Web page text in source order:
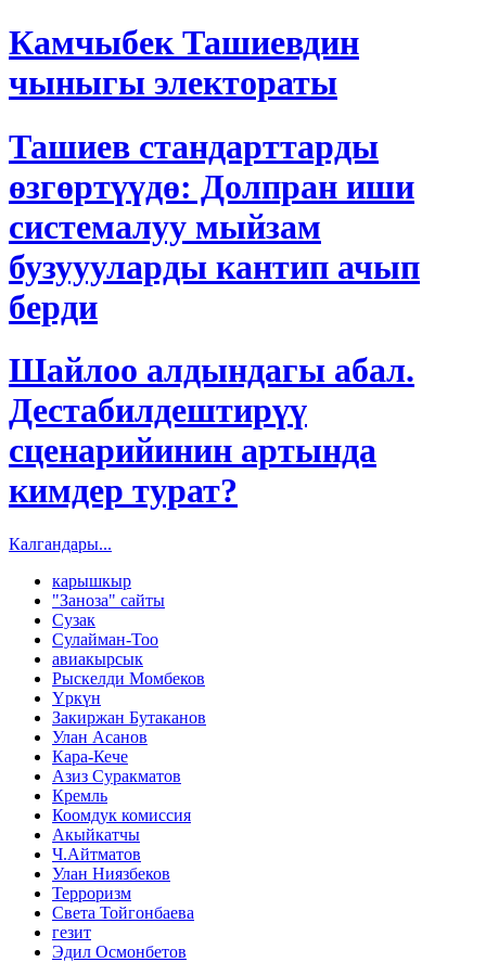
Камчыбек Ташиевдин
чыныгы электораты
Ташиев стандарттарды
өзгөртүүдө: Долпран иши
системалуу мыйзам
бузуууларды кантип ачып
берди
Шайлоо алдындагы абал.
Дестабилдештирүү
сценарийинин артында
кимдер турат?
Калгандары...
карышкыр
"Заноза" сайты
Сузак
Сулайман-Тоо
авиакырсык
Рыскелди Момбеков
Үркүн
Закиржан Бутаканов
Улан Асанов
Кара-Кече
Азиз Суракматов
Кремль
Коомдук комиссия
Акыйкатчы
Ч.Айтматов
Улан Ниязбеков
Терроризм
Света Тойгонбаева
гезит
Эдил Осмонбетов